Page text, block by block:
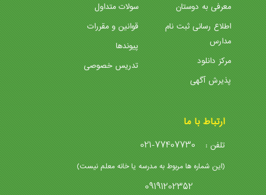
معرفی به دوستان
اطلاع رسانی ثبت نام
مدارس
مرکز دانلود
پذیرش آگهی
سولات متداول
قوانین و مقررات
پیوندها
تدریس خصوصی
ارتباط با ما
تلفن : 021-77407730
(این شماره ها مربوط به مدرسه یا خانه معلم نیست)
09191202352